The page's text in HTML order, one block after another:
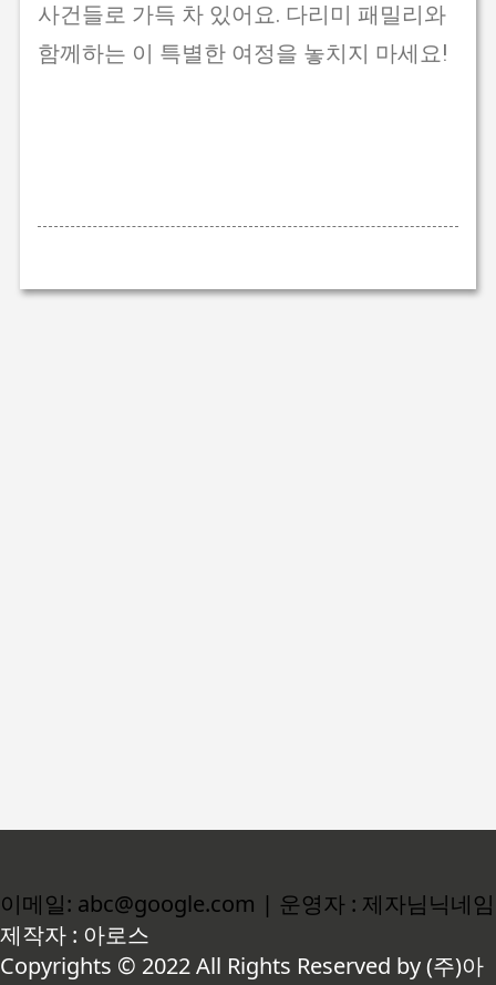
사건들로 가득 차 있어요. 다리미 패밀리와
함께하는 이 특별한 여정을 놓치지 마세요!
이메일: abc@google.com | 운영자 : 제자님닉네임
제작자 : 아로스
Copyrights © 2022 All Rights Reserved by (주)아